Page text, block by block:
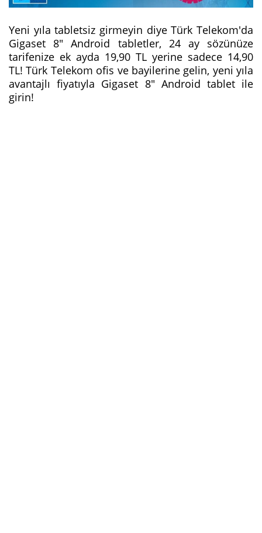
Yeni yıla tabletsiz girmeyin diye Türk Telekom'da
Gigaset 8" Android tabletler, 24 ay sözünüze
tarifenize ek ayda 19,90 TL yerine sadece 14,90
TL! Türk Telekom ofis ve bayilerine gelin, yeni yıla
avantajlı fiyatıyla Gigaset 8" Android tablet ile
girin!